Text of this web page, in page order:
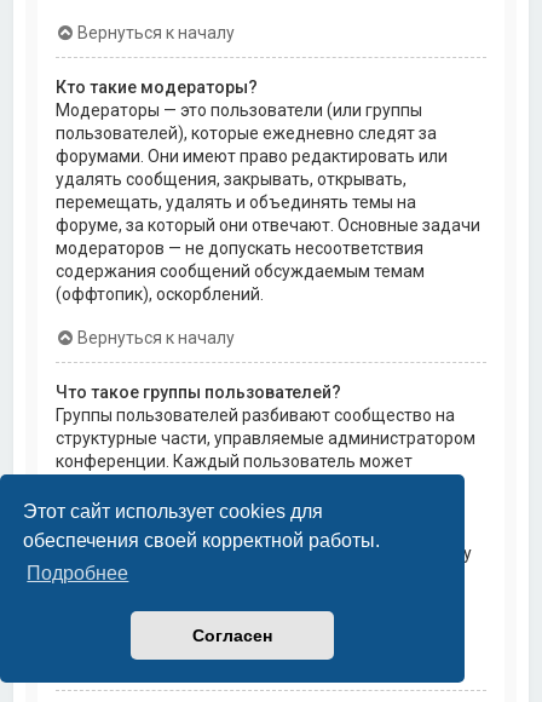
Этот сайт использует cookies для
обеспечения своей корректной работы.
Подробнее
Согласен
Вернуться к началу
Кто такие модераторы?
Модераторы — это пользователи (или группы
пользователей), которые ежедневно следят за
форумами. Они имеют право редактировать или
удалять сообщения, закрывать, открывать,
перемещать, удалять и объединять темы на
форуме, за который они отвечают. Основные задачи
модераторов — не допускать несоответствия
содержания сообщений обсуждаемым темам
(оффтопик), оскорблений.
Вернуться к началу
Что такое группы пользователей?
Группы пользователей разбивают сообщество на
структурные части, управляемые администратором
конференции. Каждый пользователь может
могут быть назначены индивидуальные права
доступа. Это облегчает администраторам
назначение прав доступа одновременно большому
количеству пользователей, например, изменение
пользователям доступа к приватным форумам.
Вернуться к началу